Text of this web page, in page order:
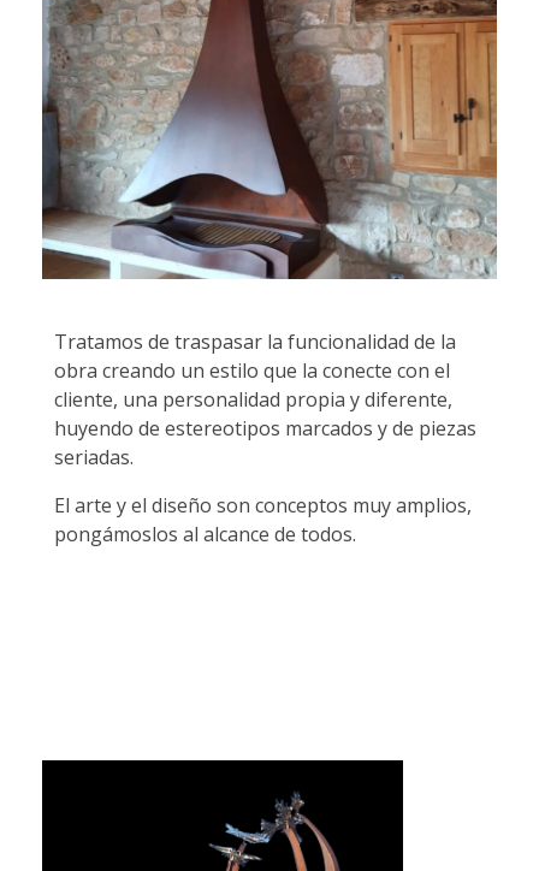
Tratamos de traspasar la funcionalidad de la
obra creando un estilo que la conecte con el
cliente, una personalidad propia y diferente,
huyendo de estereotipos marcados y de piezas
seriadas.
El arte y el diseño son conceptos muy amplios,
pongámoslos al alcance de todos.